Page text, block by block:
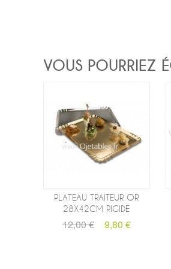
VOUS POURRIEZ
PLATEAU TRAITEUR OR
28X42CM RIGIDE
12,00 € 9,80 €